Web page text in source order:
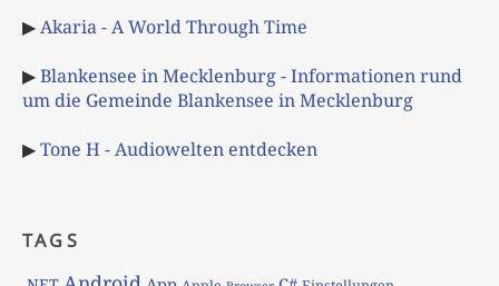
▶Akaria - A World Through Time
▶Blankensee in Mecklenburg - Informationen rund
um die Gemeinde Blankensee in Mecklenburg
▶Tone H - Audiowelten entdecken
TAGS